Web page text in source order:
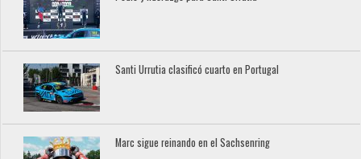
Santi Urrutia clasificó cuarto en Portugal
Marc sigue reinando en el Sachsenring